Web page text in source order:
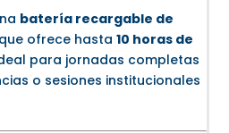
batería recargable de
ofrece hasta10 horas de
para jornadas completas
o sesiones institucionales